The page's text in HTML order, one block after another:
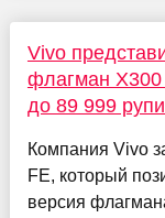
Vivo
флагман X300
до 89 999
Компания Vivo
FE, который
версия